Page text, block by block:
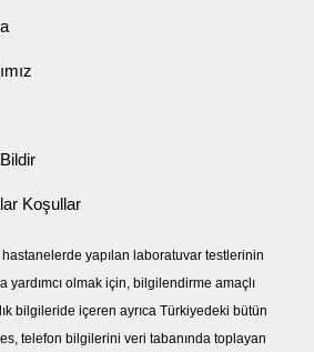
Koşullar
yapılan laboratuvar testlerinin
yardımcı olmak için, bilgilendirme amaçlı
bilgileride içeren ayrıca Türkiyedeki bütün
telefon bilgilerini veri tabanında toplayan